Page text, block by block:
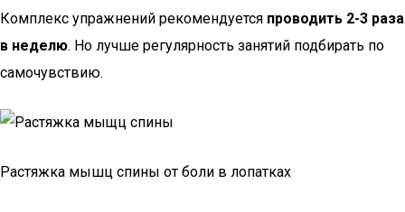
Комплекс упражнений рекомендуется проводить 2-3 раза
в неделю. Но лучше регулярность занятий подбирать по
самочувствию.
Растяжка мышц спины от боли в лопатках